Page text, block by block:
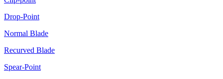
Drop-Point
Normal Blade
Recurved Blade
Spear-Point